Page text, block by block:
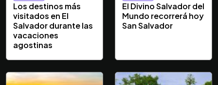
Los destinos más
visitados en El
Salvador durante las
vacaciones
agostinas
El Divino Salvador del
Mundo recorrerá hoy
San Salvador